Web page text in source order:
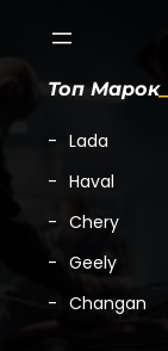
Топ Марок
Lada
Haval
Chery
Geely
Changan